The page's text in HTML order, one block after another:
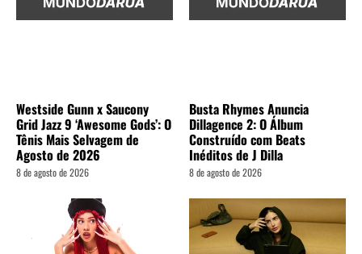
Westside Gunn x Saucony
Grid Jazz 9 ‘Awesome Gods’: O
Tênis Mais Selvagem de
Agosto de 2026
8 de agosto de 2026
Busta Rhymes Anuncia
Dillagence 2: O Álbum
Construído com Beats
Inéditos de J Dilla
8 de agosto de 2026